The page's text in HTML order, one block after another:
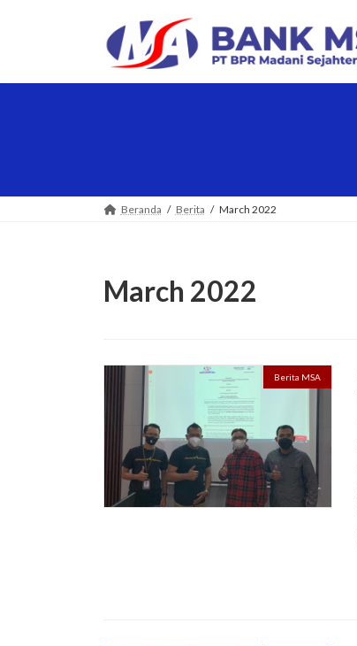
Beranda Berita March 2022
March 2022
Berita MSA